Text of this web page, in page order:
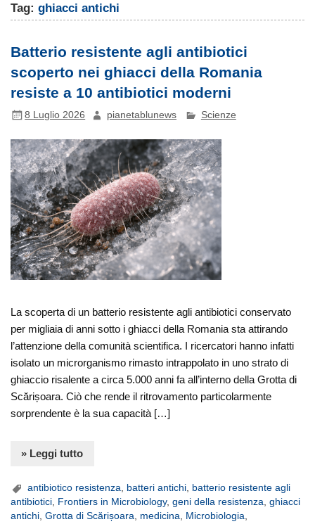
Tag:ghiacci antichi
Batterio resistente agli antibiotici
scoperto nei ghiacci della Romania
resiste a 10 antibiotici moderni
8 Luglio 2026 pianetablunews Scienze
La scoperta di un batterio resistente agli antibiotici conservato
per migliaia di anni sotto i ghiacci della Romania sta attirando
l’attenzione della comunità scientifica. I ricercatori hanno infatti
isolato un microrganismo rimasto intrappolato in uno strato di
ghiaccio risalente a circa 5.000 anni fa all’interno della Grotta di
Scărișoara. Ciò che rende il ritrovamento particolarmente
sorprendente è la sua capacità […]
» Leggi tutto
antibiotico resistenza, batteri antichi, batterio resistente agli
antibiotici, Frontiers in Microbiology,geni della resistenza,ghiacci
antichi,Grotta di Scărișoara, medicina, Microbiologia,